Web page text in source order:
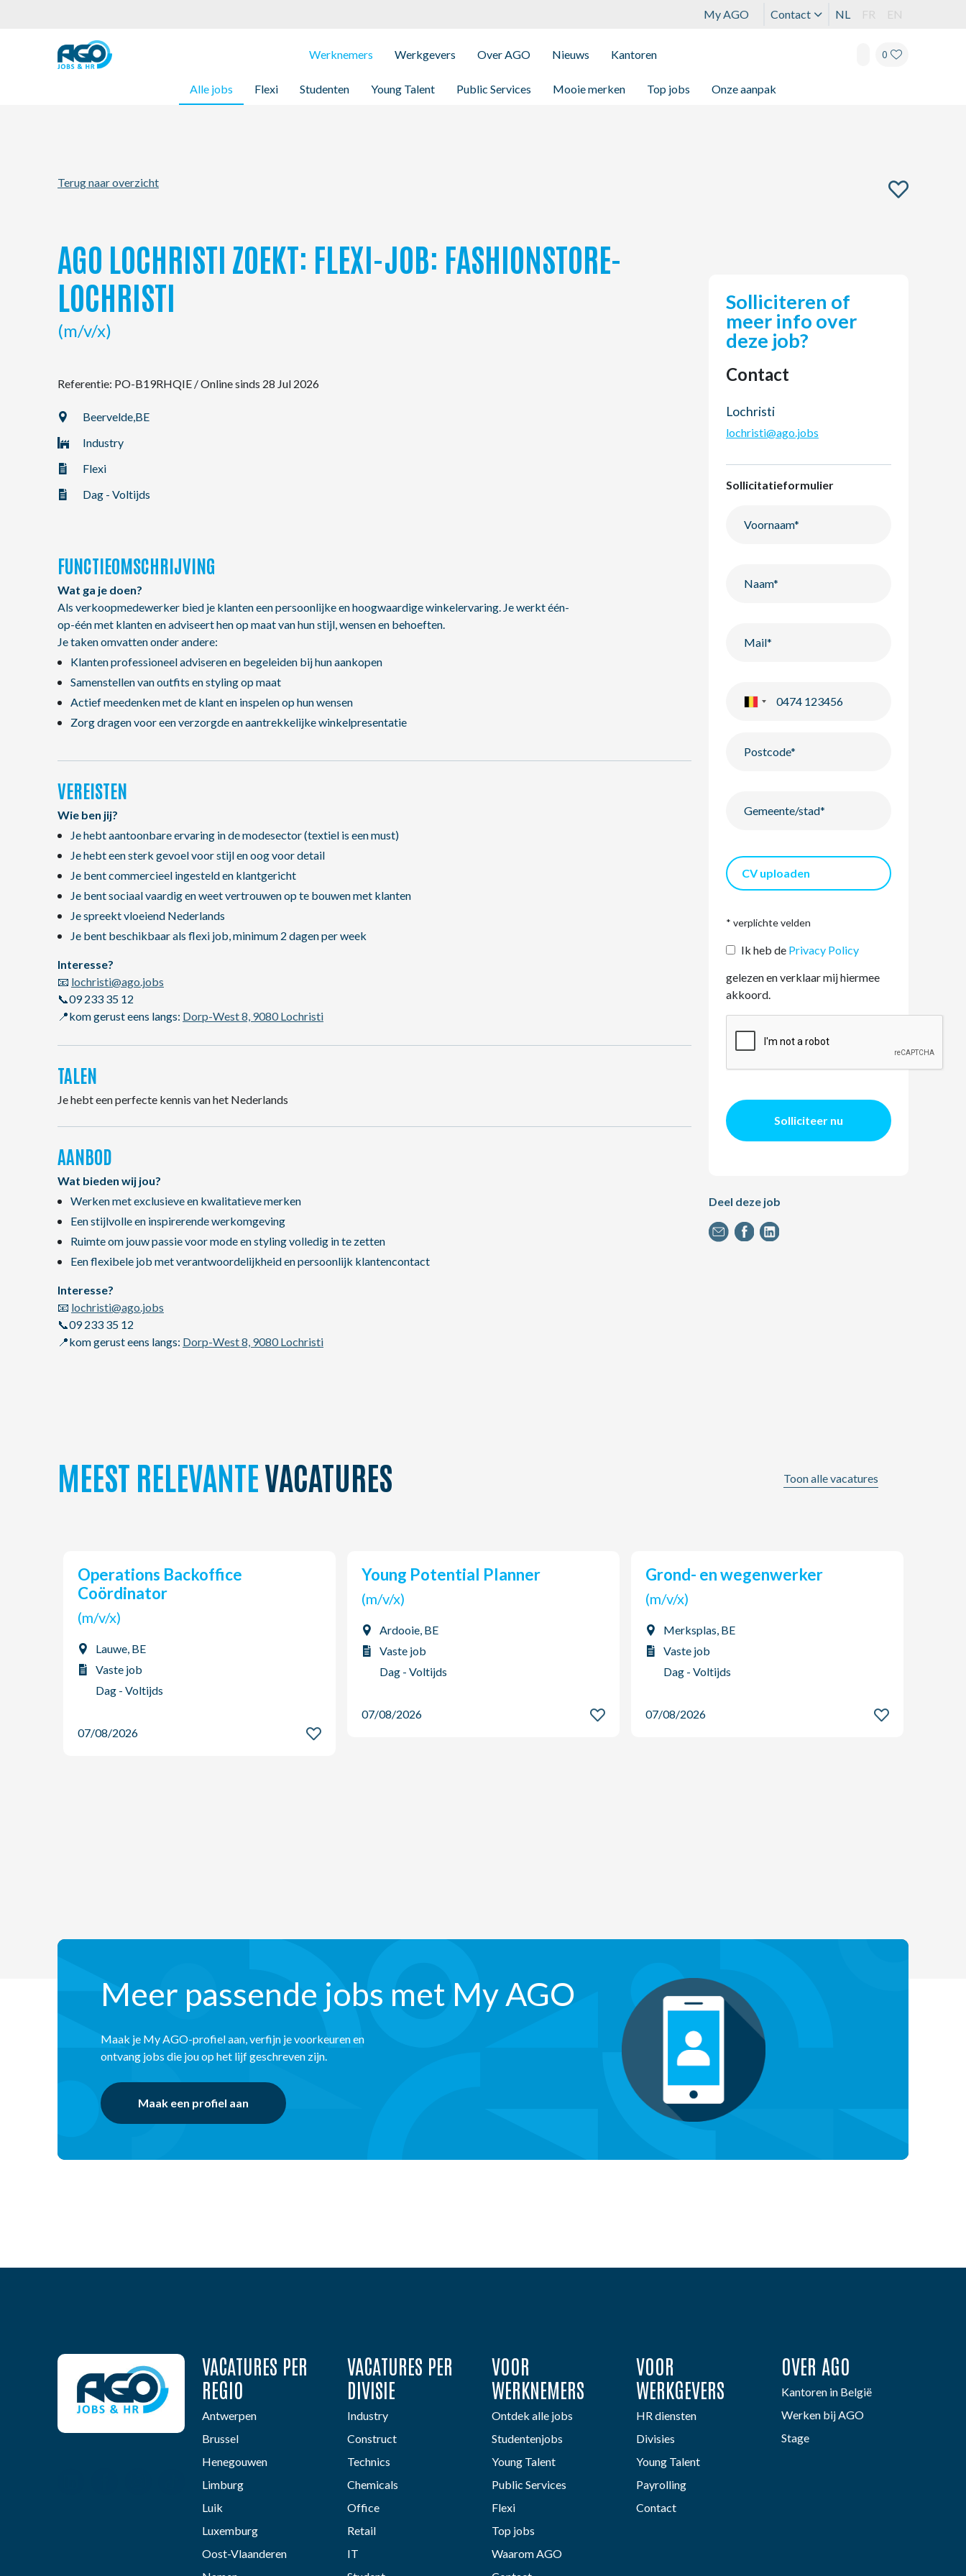
My AGO Contact NL FR EN
Werknemers
Alle jobs Flexi Studenten Young Talent Public Services Mooie merken Top jobs Onze aanpak
Werkgevers Over AGO Nieuws Kantoren 0
Werknemers
Kantoren
My AGO
Contact
Terug naar overzicht
AGO LOCHRISTI ZOEKT: FLEXI-JOB: FASHIONSTORE-
LOCHRISTI
(m/v/x)
Referentie: PO-B19RHQIE /Online sinds 28 Jul 2026
Beervelde,BE
Industry
Flexi
Dag - Voltijds
FUNCTIEOMSCHRIJVING
Wat ga je doen?
Als verkoopmedewerker bied je klanten een persoonlijke en hoogwaardige winkelervaring. Je werkt één-
op-één met klanten en adviseert hen op maat van hun stijl, wensen en behoeften.
Je taken omvatten onder andere:
Klanten professioneel adviseren en begeleiden bij hun aankopen
Samenstellen van outfits en styling op maat
Actief meedenken met de klant en inspelen op hun wensen
Zorg dragen voor een verzorgde en aantrekkelijke winkelpresentatie
VEREISTEN
Wie ben jij?
Je hebt aantoonbare ervaring in de modesector (textiel is een must)
Je hebt een sterk gevoel voor stijl en oog voor detail
Je bent commercieel ingesteld en klantgericht
Je bent sociaal vaardig en weet vertrouwen op te bouwen met klanten
Je spreekt vloeiend Nederlands
Je bent beschikbaar als flexi job, minimum 2 dagen per week
Interesse?
📧 lochristi@ago.jobs
📞09 233 35 12
📍kom gerust eens langs: Dorp-West 8, 9080 Lochristi
TALEN
Je hebt een perfecte kennis van het Nederlands
AANBOD
Wat bieden wij jou?
Werken met exclusieve en kwalitatieve merken
Een stijlvolle en inspirerende werkomgeving
Ruimte om jouw passie voor mode en styling volledig in te zetten
Een flexibele job met verantwoordelijkheid en persoonlijk klantencontact
Interesse?
📧 lochristi@ago.jobs
📞09 233 35 12
📍kom gerust eens langs: Dorp-West 8, 9080 Lochristi
Solliciteren of
meer info over
deze job?
Contact
Lochristi
lochristi@ago.jobs
Sollicitatieformulier
CV uploaden
* verplichte velden
Ik heb de Privacy Policy
gelezen en verklaar mij hiermee
akkoord.
Solliciteer nu
Deel deze job
MEEST RELEVANTEVACATURES Toon alle vacatures
Operations Backoffice
Coördinator
(m/v/x)
Lauwe, BE
Vaste job
Dag - Voltijds
07/08/2026
Young Potential Planner
(m/v/x)
Ardooie, BE
Vaste job
Dag - Voltijds
07/08/2026
Grond- en wegenwerker
(m/v/x)
Merksplas, BE
Vaste job
Dag - Voltijds
07/08/2026
Meer passende jobs met My AGO
Maak je My AGO-profiel aan, verfijn je voorkeuren en
ontvang jobs die jou op het lijf geschreven zijn.
Maak een profiel aan
VACATURES PER
REGIO
Antwerpen
Brussel
Henegouwen
Limburg
Luik
Luxemburg
Oost-Vlaanderen
VACATURES PER
DIVISIE
Industry
Construct
Technics
Chemicals
Office
Retail
IT
VOOR
WERKNEMERS
Ontdek alle jobs
Studentenjobs
Young Talent
Public Services
Flexi
Top jobs
Waarom AGO
VOOR
WERKGEVERS
HR diensten
Divisies
Young Talent
Payrolling
Contact
OVER AGO
Kantoren in België
Werken bij AGO
Stage